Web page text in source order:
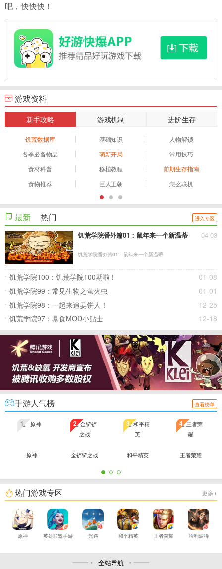
吧，快快快！
游戏资料
新手攻略 游戏机制 进阶生存
饥荒数据库 基础知识
人物解锁
各季必备物品
萌新开局
常用技巧
食材科普
移植教程
前期生存指南
食物推荐
巨人王朝 怎么联机
最新 热门 进入专区
饥荒学院番外篇01：鼠年来一个新温蒂 04-03
饥荒学院番外篇01：鼠年来一个新温蒂
01-08
饥荒学院100：饥荒学院100期啦！
01-01
饥荒学院99：常见生物之萤火虫
12-25
饥荒学院98：一起来追姜饼人！
12-18
饥荒学院97：暴食MOD小贴士
手游人气榜 查看榜单
原神
1
金铲铲之战
2
和平精英
3
王者荣耀
4
热门游戏专区 更多+
原神 英雄联盟手游 光遇 和平精英 王者荣耀 哈利波特
全站导航